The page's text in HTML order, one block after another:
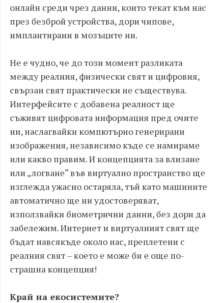
онлайн среди чрез данни, които текат към нас
през безброй устройства, дори чипове,
имплантирани в мозъците ни.
Не е чудно, че до този момент разликата
между реалния, физически свят и цифровия,
свързан свят практически не съществува.
Интерфейсите с добавена реалност ще
съживят цифровата информация пред очите
ни, наслагвайки компютърно генерирани
изображения, независимо къде се намираме
или какво правим. И концепцията за влизане
или „логване“ във виртуално пространство ще
изглежда ужасно остаряла, тъй като машините
автоматично ще ни удостоверяват,
използвайки биометрични данни, без дори да
забележим. Интернет и виртуалният свят ще
бъдат навсякъде около нас, преплетени с
реалния свят – което е може би е още по-
страшна концепция!
Край на екосистемите?